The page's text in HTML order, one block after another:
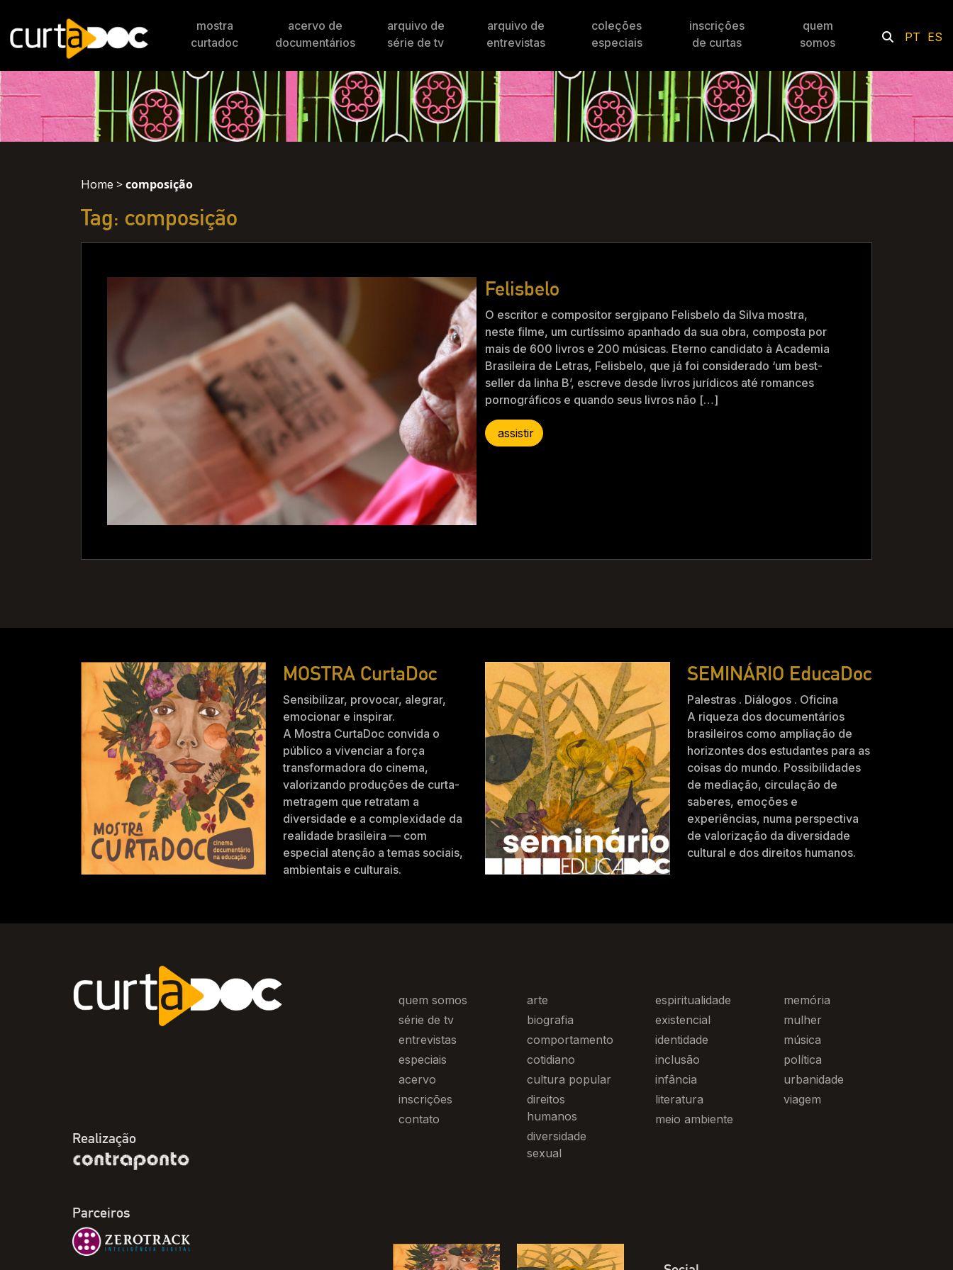
mostra
curtadoc
acervo de
documentários
arquivo de
série de tv
arquivo de
entrevistas
coleções
especiais
inscrições
de curtas
quem
somos
PT ES
Home >composição
Tag: composição
Felisbelo
O escritor e compositor sergipano Felisbelo da Silva mostra,
neste filme, um curtíssimo apanhado da sua obra, composta por
mais de 600 livros e 200 músicas. Eterno candidato à Academia
Brasileira de Letras, Felisbelo, que já foi considerado ‘um best-
seller da linha B’, escreve desde livros jurídicos até romances
pornográficos e quando seus livros não […]
assistir
MOSTRA CurtaDoc
Sensibilizar, provocar, alegrar,
emocionar e inspirar.
A Mostra CurtaDoc convida o
público a vivenciar a força
transformadora do cinema,
valorizando produções de curta-
metragem que retratam a
diversidade e a complexidade da
realidade brasileira — com
especial atenção a temas sociais,
ambientais e culturais.
SEMINÁRIO EducaDoc
Palestras . Diálogos . Oficina
A riqueza dos documentários
brasileiros como ampliação de
horizontes dos estudantes para as
coisas do mundo. Possibilidades
de mediação, circulação de
saberes, emoções e
experiências, numa perspectiva
de valorização da diversidade
cultural e dos direitos humanos.
Realização
Parceiros
quem somos
série de tv
entrevistas
especiais
acervo
inscrições
contato
arte
biografia
comportamento
cotidiano
cultura popular
direitos
humanos
diversidade
sexual
espiritualidade
existencial
identidade
inclusão
infância
literatura
meio ambiente
memória
mulher
música
política
urbanidade
viagem